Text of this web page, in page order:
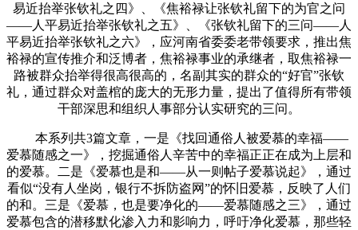
易近抬举张钦礼之四》、《焦裕禄让张钦礼留下的为官之问
——人平易近抬举张钦礼之五》、《张钦礼留下的三问——人
平易近抬举张钦礼之六》，应河南省委委老带领要求，推出焦
裕禄的宣传推介和泛博者，焦裕禄事业的承继者，取焦裕禄一
路被群众抬举得很高很高的，名副其实的群众的“好官”张钦
礼，通过群众对盖棺的庞大的无形力量，提出了值得所有带领
干部深思和组织人事部分认实研究的三问。
本系列共3篇文章，一是《找回通俗人被爱慕的幸福——
爱慕随感之一》，挖掘通俗人辛苦中的幸福正正在成为上层和
的爱慕。二是《爱慕也是和——从一则帖子爱慕说起》，通过
看似“没有人坐岗，银行不拆防盗网”的怀旧爱慕，反映了人们
的和。三是《爱慕，也是要净化的——爱慕随感之三》，通过
爱慕包含的潜移默化渗入力和影响力，呼吁净化爱慕，那些轻